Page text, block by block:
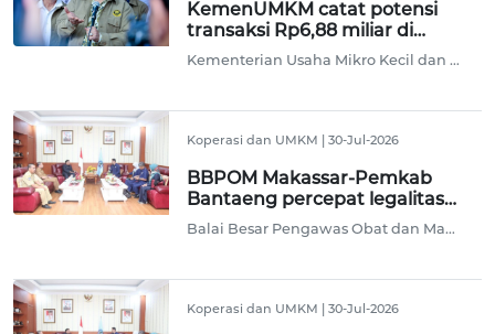
KemenUMKM catat potensi
transaksi Rp6,88 miliar di
Kumitra Bandung
Kementerian Usaha Mikro Kecil dan Menengah (UMKM) mencatat potensi transaksi dan komitmen kemitraan senilai Rp6,88 miliar dalam penyelenggaraan Kumitra Jambore 2026 yang digelar di Bandung, Jawa Barat, Rabu.
Koperasi dan UMKM |30-Jul-2026
BBPOM Makassar-Pemkab
Bantaeng percepat legalitas
UMKM
Balai Besar Pengawas Obat dan Makanan (BBPOM) Makassar berkolaborasi dengan Pemerintah Kabupaten Bantaeng, Sulsel untuk memperkuat perlindungan masyarakat melalui percepatan legalitas produk usaha mikro, kecil, dan menengah (UMKM) di daerah tersebut.
Koperasi dan UMKM |30-Jul-2026